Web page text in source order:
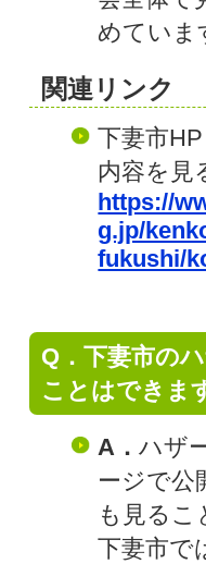
めていま
関連リンク
下妻市
内容を見
https://
g.jp/
fukushi/
Q．下妻市の
ことはできま
A．ハザ
ージで公
も見るこ
下妻市で